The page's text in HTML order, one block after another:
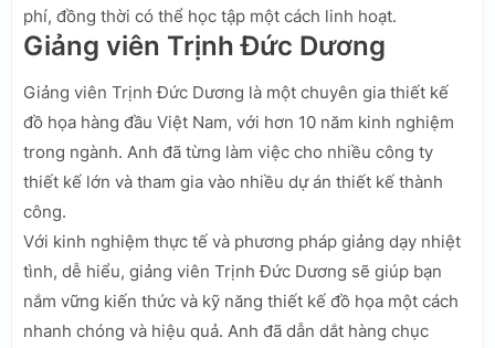
phí, đồng thời có thể học tập một cách linh hoạt.
Giảng viên Trịnh Đức Dương
Giảng viên Trịnh Đức Dương là một chuyên gia thiết kế
đồ họa hàng đầu Việt Nam, với hơn 10 năm kinh nghiệm
trong ngành. Anh đã từng làm việc cho nhiều công ty
thiết kế lớn và tham gia vào nhiều dự án thiết kế thành
công.
Với kinh nghiệm thực tế và phương pháp giảng dạy nhiệt
tình, dễ hiểu, giảng viên Trịnh Đức Dương sẽ giúp bạn
nắm vững kiến thức và kỹ năng thiết kế đồ họa một cách
nhanh chóng và hiệu quả. Anh đã dẫn dắt hàng chục